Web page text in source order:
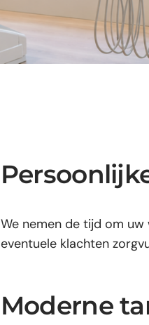
We nemen de tijd om uw
eventuele klachten
Moderne